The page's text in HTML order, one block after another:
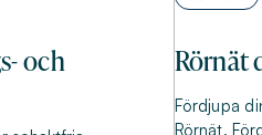
och
Rörnät
Fördjupa
Rörnät.